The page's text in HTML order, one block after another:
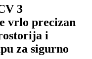
3
vrlo precizan
i
za sigurno